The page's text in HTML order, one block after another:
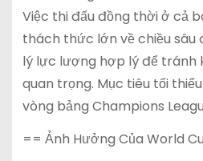
Việc thi đấu đồng thời ở cả
thách thức lớn về chiều sâu
lý lực lượng hợp lý để tránh
quan trọng. Mục tiêu tối
vòng bảng Champions
== Ảnh Hưởng Của World